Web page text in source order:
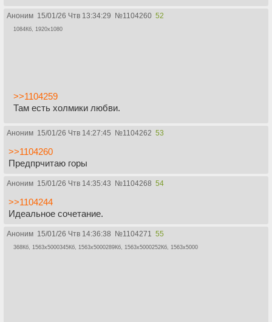
Аноним 15/01/26 Чтв 13:34:29 №1104260 52
1084Кб, 1920x1080
>>1104259
Там есть холмики любви.
Аноним 15/01/26 Чтв 14:27:45 №1104262 53
>>1104260
Предпрчитаю горы
Аноним 15/01/26 Чтв 14:35:43 №1104268 54
>>1104244
Идеальное сочетание.
Аноним 15/01/26 Чтв 14:36:38 №1104271 55
368Кб, 1563x5000345Кб, 1563x5000289Кб, 1563x5000252Кб, 1563x5000